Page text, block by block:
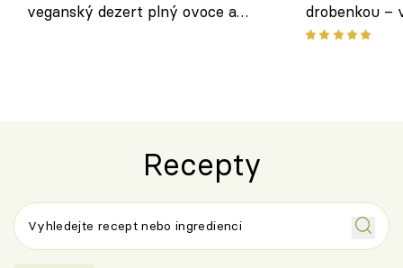
veganský dezert plný ovoce a
drobenkou –
ovoce
Recepty